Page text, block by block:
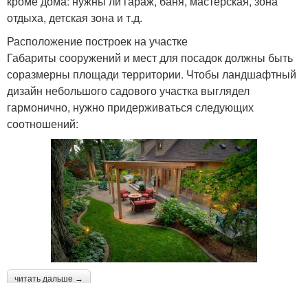
отдыха, детская зона и т.д.
Расположение построек на участке
Габариты сооружений и мест для посадок должны быть
соразмерны площади территории. Чтобы ландшафтный
дизайн небольшого садового участка выглядел
гармонично, нужно придерживаться следующих
соотношений:
читать дальше →